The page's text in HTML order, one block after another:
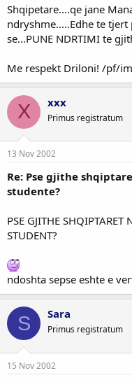
Shqipetare....qe jane
ndryshme.....Edhe te
se...PUNE NDRTIMI te
Me respekt Driloni! /pf/
X xxx
Primus registratum
13 Nov 2002
Re: Pse gjithe
studente?
PSE GJITHE SHQIPTARET
STUDENT?
ndoshta sepse eshte e
S Sara
Primus registratum
15 Nov 2002